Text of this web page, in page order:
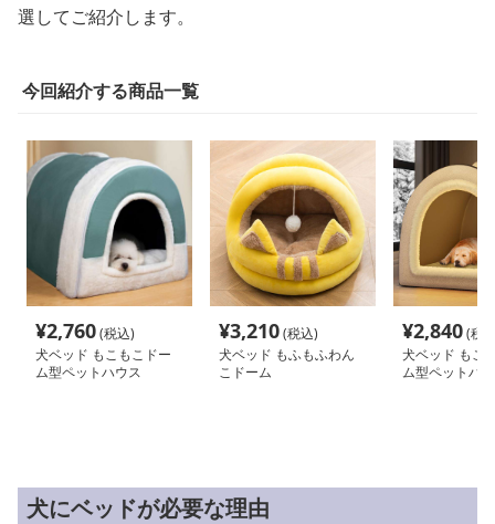
選してご紹介します。
今回紹介する商品一覧
¥2,760(税込)
犬ベッド もこもこドー
ム型ペットハウス
¥3,210(税込)
犬ベッド もふもふわん
こドーム
¥2,840(税
犬ベッド もこ
ム型ペットハ
犬にベッドが必要な理由